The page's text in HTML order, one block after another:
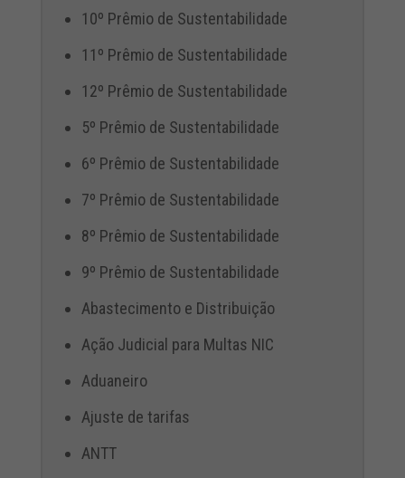
10º Prêmio de Sustentabilidade
11º Prêmio de Sustentabilidade
12º Prêmio de Sustentabilidade
5º Prêmio de Sustentabilidade
6º Prêmio de Sustentabilidade
7º Prêmio de Sustentabilidade
8º Prêmio de Sustentabilidade
9º Prêmio de Sustentabilidade
Abastecimento e Distribuição
Ação Judicial para Multas NIC
Aduaneiro
Ajuste de tarifas
ANTT